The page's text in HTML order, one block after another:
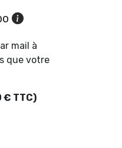
mail à
que votre
€ TTC)